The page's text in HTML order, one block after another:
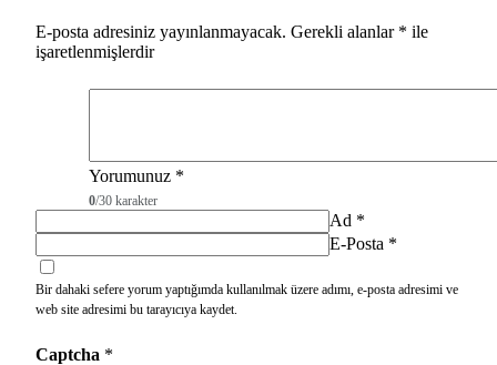
E-posta adresiniz yayınlanmayacak. Gerekli alanlar * ile
işaretlenmişlerdir
Yorumunuz *
0/30 karakter
Ad *
E-Posta *
Bir dahaki sefere yorum yaptığımda kullanılmak üzere adımı, e-posta adresimi ve
web site adresimi bu tarayıcıya kaydet.
Captcha *